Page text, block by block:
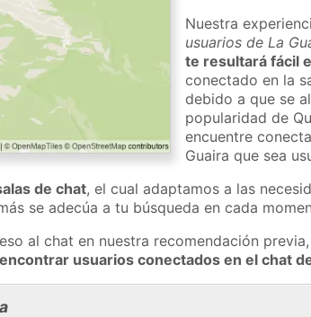
Nuestra
usuarios de La
te resultará fácil
conectado en la
debido a que se
popularidad de
encuentre
Guaira que sea
de chat, el cual adaptamos a las
se adecúa a tu búsqueda en cada
al chat en nuestra recomendación previa,
usuarios conectados en el chat